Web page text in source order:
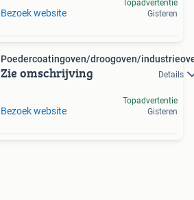
Bezoek website
Topadvertentie
Gisteren
Poedercoatingoven/droogoven/
Zie omschrijving Details
Bezoek website
Topadvertentie
Gisteren